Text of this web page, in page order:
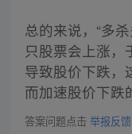
总的来说，“多
只股票会上涨，
导致股价下跌，
而加速股价下跌
答案问题点击 举报反馈